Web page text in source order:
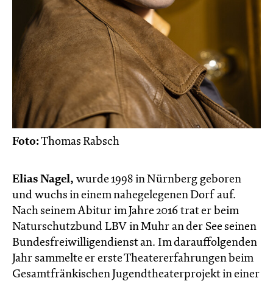
Foto:Thomas Rabsch
Elias Nagel, wurde 1998 in Nürnberg geboren
und wuchs in einem nahegelegenen Dorf auf.
Nach seinem Abitur im Jahre 2016 trat er beim
Naturschutzbund LBV in Muhr an der See seinen
Bundesfreiwilligendienst an. Im darauffolgenden
Jahr sammelte er erste Theatererfahrungen beim
Gesamtfränkischen Jugendtheaterprojekt in einer